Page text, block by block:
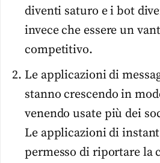
diventi saturo e i bot
invece che essere un
competitivo.
Le applicazioni di
stanno crescendo in
venendo usate più dei
Le applicazioni di
permesso di riportare la